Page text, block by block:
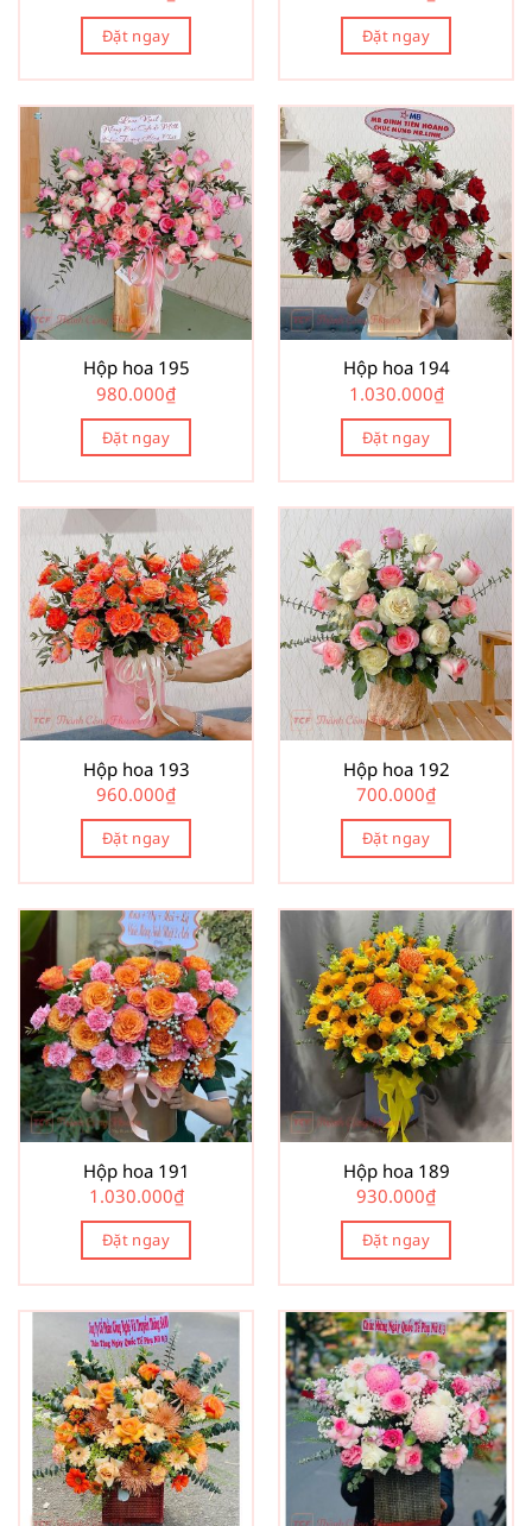
Đặt ngay Đặt ngay
Hộp hoa 195
980.000₫
Đặt ngay
Hộp hoa 194
1.030.000₫
Đặt ngay
Hộp hoa 193
960.000₫
Đặt ngay
Hộp hoa 192
700.000₫
Đặt ngay
Hộp hoa 191
1.030.000₫
Đặt ngay
Hộp hoa 189
930.000₫
Đặt ngay